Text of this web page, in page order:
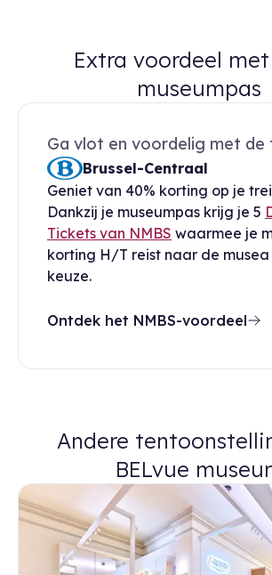
Extra voordeel
museumpas
Ga vlot en voordelig met de
Brussel-Centraal
Geniet van 40% korting op je
Dankzij je museumpas krijg je 5
Tickets van NMBS waarmee je
korting H/T reist naar de musea
keuze.
Ontdek het NMBS-voordeel
Andere
BELvue